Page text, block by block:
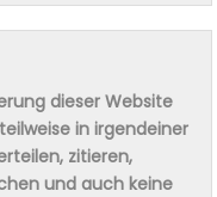
dieser Website
in irgendeiner
zitieren,
und auch keine